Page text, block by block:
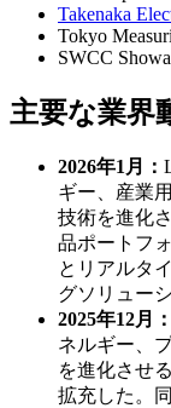
Takenaka
Tokyo
SWCC
主要な業界
2026年1月：
ギー、産業
技術を進化
品ポートフ
とリアルタ
グソリュー
2025年12月：
ネルギー、
を進化させ
拡充した。